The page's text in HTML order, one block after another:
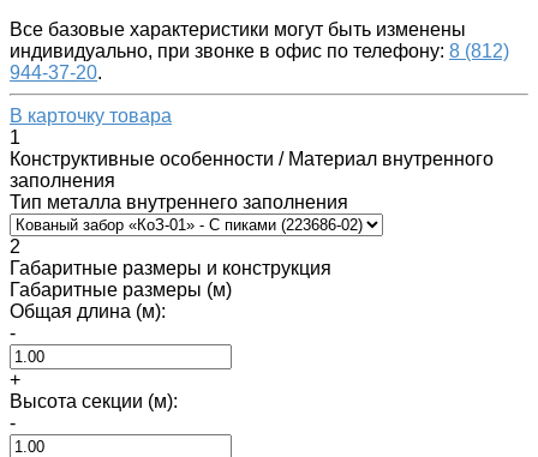
Все базовые характеристики могут быть изменены
индивидуально, при звонке в офис по телефону: 8 (812)
944-37-20.
В карточку товара
1
Конструктивные особенности / Материал внутренного
заполнения
Тип металла внутреннего заполнения
2
Габаритные размеры и конструкция
Габаритные размеры (м)
Общая длина (м):
-
+
Высота секции (м):
-